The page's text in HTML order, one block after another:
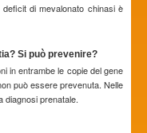
di mevalonato chinasi è
Si può prevenire?
in entrambe le copie del gene
può essere prevenuta. Nelle
diagnosi prenatale.